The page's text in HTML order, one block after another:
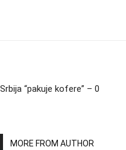
“pakuje kofere” – 0
MORE FROM AUTHOR